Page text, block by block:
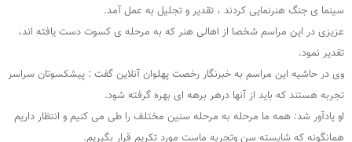
سینما ی جنگ هنرنمایی کردند ، تقدیر و تجلیل به عمل آمد.
عزیزی در این مراسم شخصا از اهالی هنر که به مرحله ی کسوت دست یافته اند،
تقدیر نمود.
وی در حاشیه این مراسم به خبرنگار رخصت پهلوان آنلاین گفت : پیشکسوتان سراسر
تجربه هستند که باید از آنها درهر برهه ای بهره گرفته شود.
او یادآور شد: همه ما مرحله به مرحله سنین مختلف را طی می کنیم و انتظار داریم
همانگونه که شایسته سن وتجربه ماست مورد تکریم قرار بگیریم.